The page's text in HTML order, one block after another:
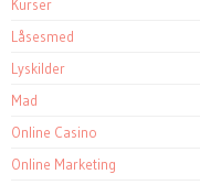
Kurser
Låsesmed
Lyskilder
Mad
Online Casino
Online Marketing